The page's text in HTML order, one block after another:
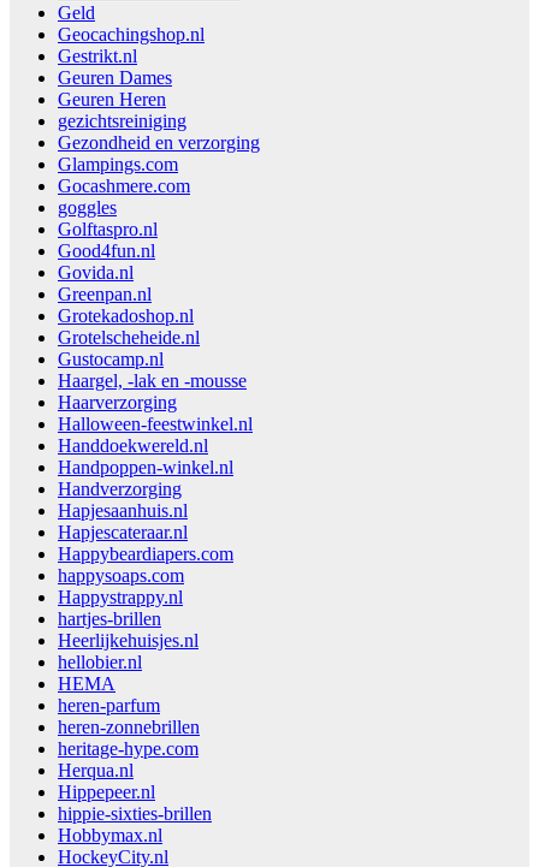
Geld
Geocachingshop.nl
Gestrikt.nl
Geuren Dames
Geuren Heren
gezichtsreiniging
Gezondheid en verzorging
Glampings.com
Gocashmere.com
goggles
Golftaspro.nl
Good4fun.nl
Govida.nl
Greenpan.nl
Grotekadoshop.nl
Grotelscheheide.nl
Gustocamp.nl
Haargel, -lak en -mousse
Haarverzorging
Halloween-feestwinkel.nl
Handdoekwereld.nl
Handpoppen-winkel.nl
Handverzorging
Hapjesaanhuis.nl
Hapjescateraar.nl
Happybeardiapers.com
happysoaps.com
Happystrappy.nl
hartjes-brillen
Heerlijkehuisjes.nl
hellobier.nl
HEMA
heren-parfum
heren-zonnebrillen
heritage-hype.com
Herqua.nl
Hippepeer.nl
hippie-sixties-brillen
Hobbymax.nl
HockeyCity.nl